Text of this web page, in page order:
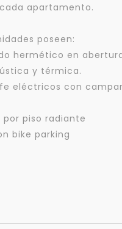
apartamento.
poseen:
hermético en
y térmica.
eléctricos con
piso radiante
bike parking